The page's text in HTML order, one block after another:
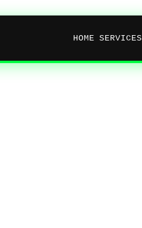
HOME SERVICES